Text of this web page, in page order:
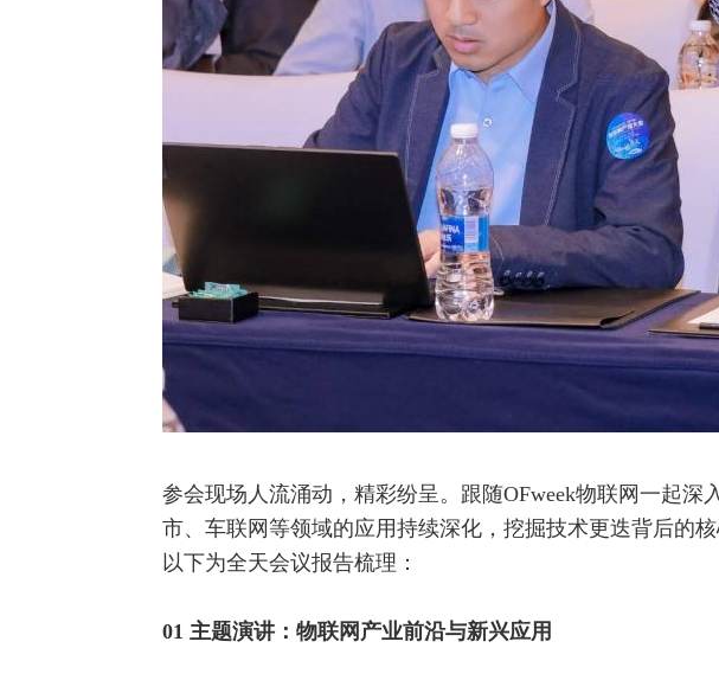
参会现场人流涌动，精彩纷呈。跟随OFweek物联网一起深
市、车联网等领域的应用持续深化，挖掘技术更迭背后的
以下为全天会议报告梳理：
01 主题演讲：物联网产业前沿与新兴应用